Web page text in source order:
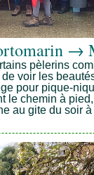
→
pèlerins
voir les
pour pique-
le chemin à
au gite du soir